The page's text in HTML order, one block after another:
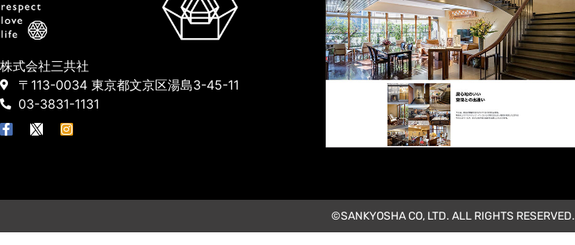
株式会社三共社
〒113-0034 東京都文京区湯島3-45-11
03-3831-1131
©SANKYOSHA CO, LTD. ALL RIGHTS RESERVED.